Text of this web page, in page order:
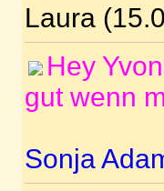
Laura
Hey
gut wenn
Sonja